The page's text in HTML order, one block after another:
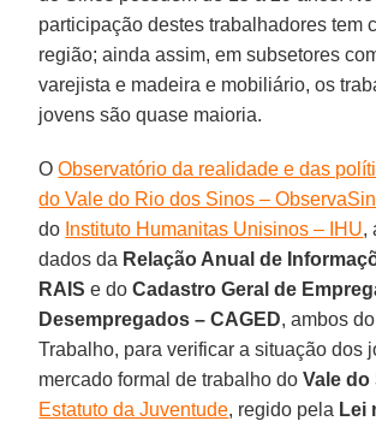
participação destes trabalhadores tem
região; ainda assim, em subsetores
varejista e madeira e mobiliário, os
jovens são quase maioria.
OObservatório da realidade e das
do Vale do Rio dos Sinos –
do Instituto Humanitas Unisinos – IHU,
dados da Relação Anual de
RAIS e doCadastro Geral de
Desempregados – CAGED, ambos
Trabalho, para verificar a situação dos
mercado formal de trabalho doVale do
Estatuto da Juventude, regido pela Lei